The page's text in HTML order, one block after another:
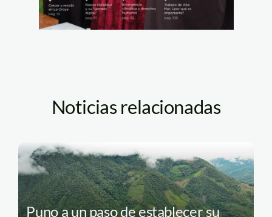
Noticias relacionadas
Puno a un paso de establecer su